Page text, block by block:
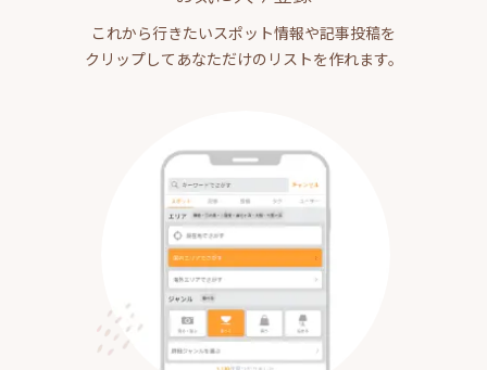
これから行きたいスポット情報や記事投稿を
クリップしてあなただけのリストを作れます。